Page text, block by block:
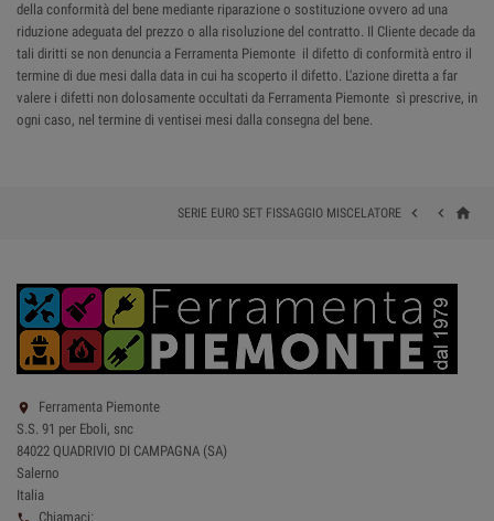
della conformità del bene mediante riparazione o sostituzione ovvero ad una
riduzione adeguata del prezzo o alla risoluzione del contratto. Il Cliente decade da
tali diritti se non denuncia a Ferramenta Piemonte il difetto di conformità entro il
termine di due mesi dalla data in cui ha scoperto il difetto. L'azione diretta a far
valere i difetti non dolosamente occultati da Ferramenta Piemonte sì prescrive, in
ogni caso, nel termine di ventisei mesi dalla consegna del bene.
home


SERIE EURO SET FISSAGGIO MISCELATORE

Ferramenta Piemonte
S.S. 91 per Eboli, snc
84022 QUADRIVIO DI CAMPAGNA (SA)
Salerno
Italia
Chiamaci: